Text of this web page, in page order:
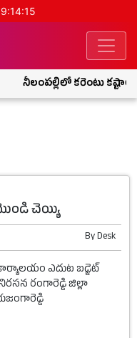
నీలంపల్లిలో కరెంటు
మొండి చెయ్యి
ByDesk
ఎదుట బడ్జెట్
రంగారెడ్డి జిల్లా